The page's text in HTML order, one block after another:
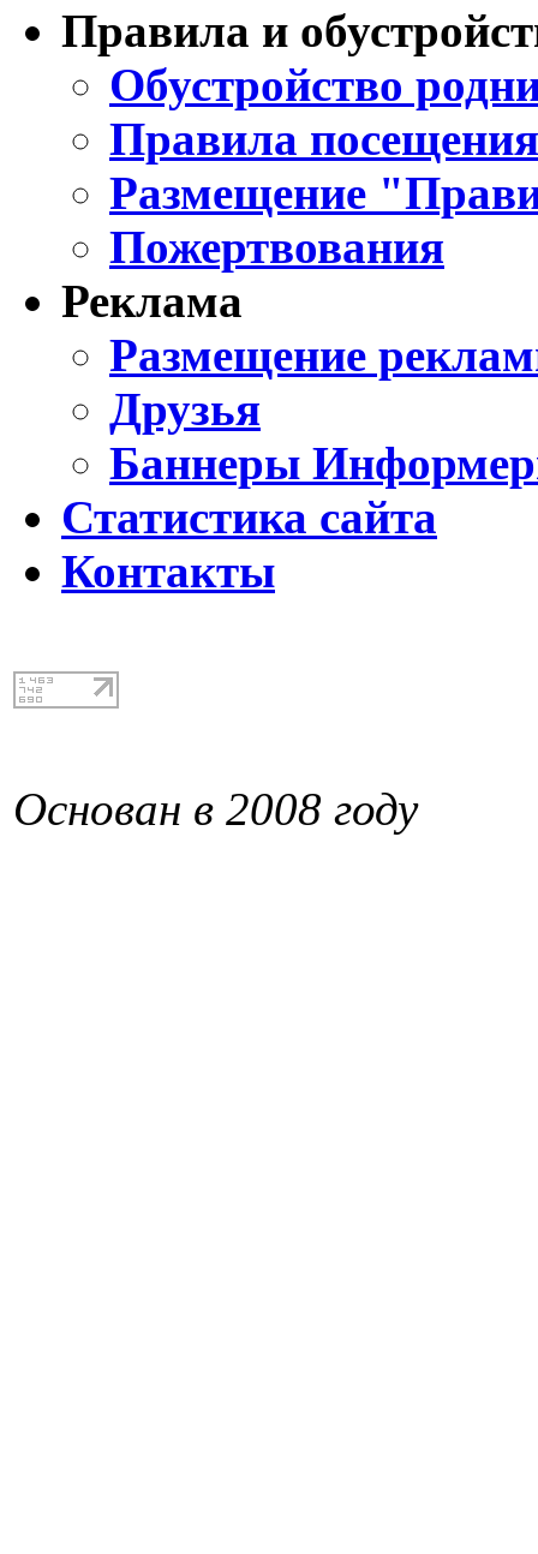
Правила и
Обустройство
Правила
Размещение
Пожертвования
Реклама
Размещение
Друзья
Баннеры
Статистика сайта
Контакты
Основан в 2008 году